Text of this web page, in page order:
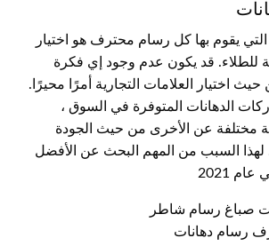
يقوم بها كل رسام محترف هو اختيار
للطلاء. قد يكون عدم وجود إي فكرة
اختيار العلامات التجارية أمرًا محيرًا.
الدهانات المتوفرة في السوق ،
مختلفة عن الأخرى من حيث الجودة
لهذا السبب من المهم البحث عن الأفضل
2021
صباغ رسام شاطر
رسام دهانات